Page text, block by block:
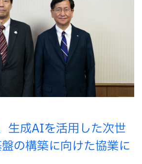
生成AIを活用した次世
の構築に向けた協業に